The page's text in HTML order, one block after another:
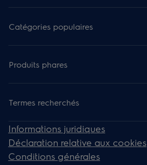
Catégories populaires
Produits phares
Termes recherchés
Informations juridiques
Déclaration relative aux cookies
Conditions générales